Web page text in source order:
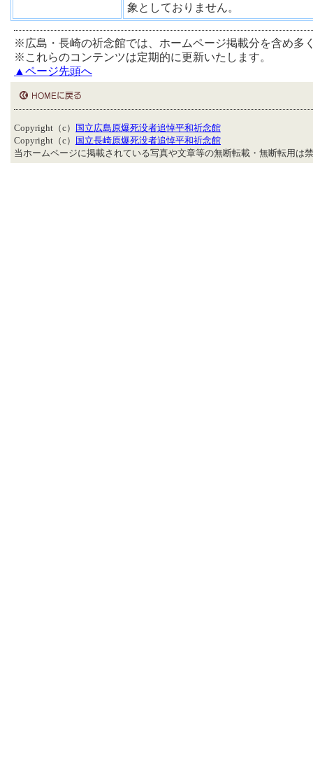
象としておりません。
※広島・長崎の祈念館では、ホームページ掲載分を含め多
※これらのコンテンツは定期的に更新いたします。
▲ページ先頭へ
Copyright（c）
国立広島原爆死没者追悼平和祈念館
Copyright（c）
国立長崎原爆死没者追悼平和祈念館
当ホームページに掲載されている写真や文章等の無断転載・無断転用は